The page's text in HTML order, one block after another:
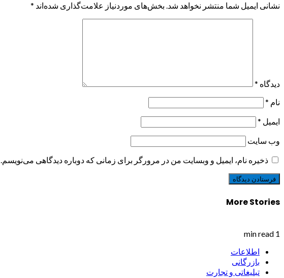
نشانی ایمیل شما منتشر نخواهد شد. بخش‌های موردنیاز علامت‌گذاری شده‌اند *
دیدگاه *
نام *
ایمیل *
وب‌ سایت
ذخیره نام، ایمیل و وبسایت من در مرورگر برای زمانی که دوباره دیدگاهی می‌نویسم.
More Stories
1 min read
اطلاعات
بازرگانی
تبلیغاتی و تجارت